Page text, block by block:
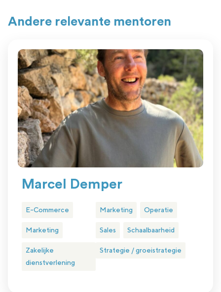
Andere relevante mentoren
Marcel Demper
E-Commerce
Marketing
Zakelijke
dienstverlening
Marketing Operatie
Sales Schaalbaarheid
Strategie / groeistrategie